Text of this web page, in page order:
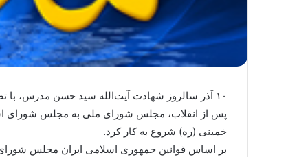
۱۰ آذر سالروز شهادت آیت‌الله سید حسن مدرس، با تصویب مجلس شورای اسلامی، روز مجلس نامگذاری شد.
خمینی (ره) شروع به کار کرد.
بر اساس قوانین جمهوری اسلامی ایران مجلس